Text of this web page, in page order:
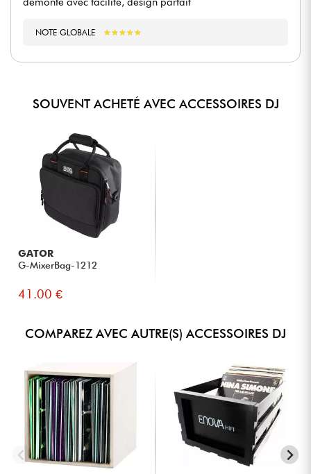
NOTE GLOBALE ★★★★★
★★★★★
SOUVENT ACHETÉ AVEC ACCESSOIRES DJ
GATOR
G-MixerBag-1212
41.00 €
COMPAREZ AVEC AUTRE(S) ACCESSOIRES DJ